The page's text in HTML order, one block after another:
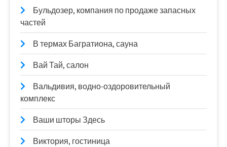
Бульдозер, компания по продаже запасных
частей
В термах Багратиона, сауна
Вай Тай, салон
Вальдивия, водно-оздоровительный
комплекс
Ваши шторы Здесь
Виктория, гостиница